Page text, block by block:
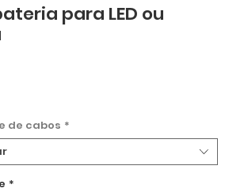
para LED ou
de cabos *
*